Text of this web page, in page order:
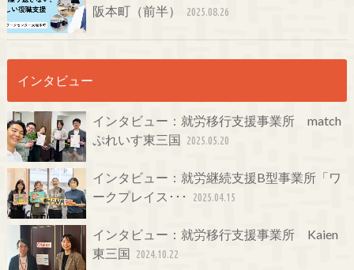
阪本町（前半）
2025.08.26
インタビュー
インタビュー：就労移行支援事業所 match
ぷれいす東三国 2025.05.20
インタビュー：就労継続支援B型事業所「ワ
ークプレイス･･･
2025.04.15
インタビュー：就労移行支援事業所 Kaien
東三国 2024.10.22